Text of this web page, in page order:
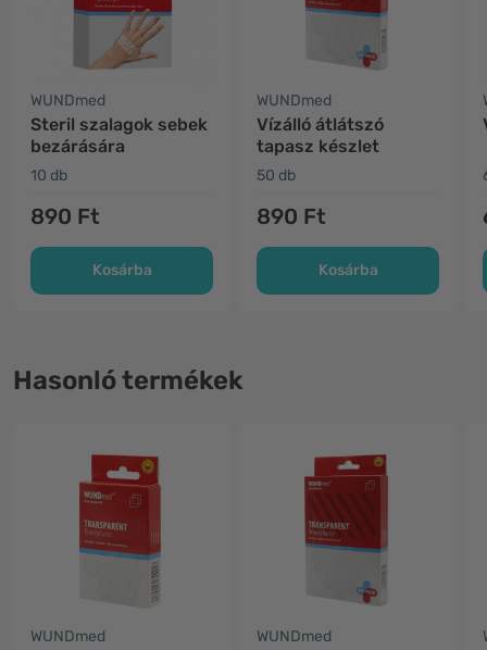
WUNDmed
Steril szalagok sebek
bezárására
10 db
890 Ft
Kosárba
WUNDmed
Vízálló átlátszó
tapasz készlet
50 db
890 Ft
Kosárba
Hasonló termékek
WUNDmed WUNDmed